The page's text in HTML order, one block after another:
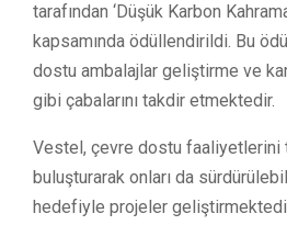
tarafından ‘Düşük Karbon
kapsamında ödüllendirildi. Bu
dostu ambalajlar geliştirme ve
gibi çabalarını takdir etmektedir.
Vestel, çevre dostu faaliyetlerini
buluşturarak onları da
hedefiyle projeler